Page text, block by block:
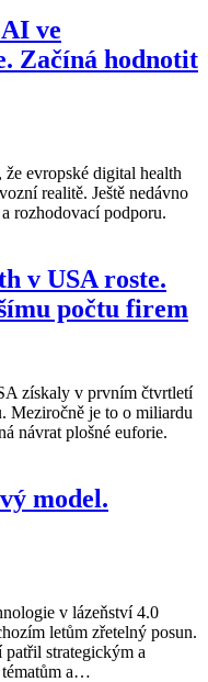
ve
Začíná hodnotit
evropské digital health
realitě. Ještě nedávno
rozhodovací podporu.
v USA roste.
počtu firem
získaly v prvním čtvrtletí
Meziročně je to o miliardu
návrat plošné euforie.
model.
v lázeňství 4.0
letům zřetelný posun.
strategickým a
tématům a…